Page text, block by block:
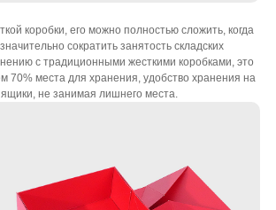
коробки, его можно полностью сложить, когда
сократить занятость складских
с традиционными жесткими коробками, это
70% места для хранения, удобство хранения на
не занимая лишнего места.